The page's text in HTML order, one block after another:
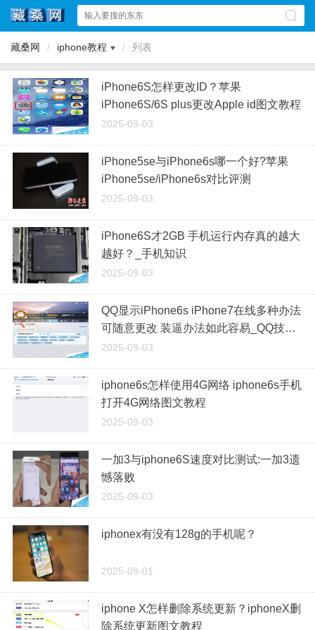
藏桑网 / iphone教程 / 列表
iPhone6S怎样更改ID？苹果
iPhone6S/6S plus更改Apple id图文教程
2025-09-03
iPhone5se与iPhone6s哪一个好?苹果
iPhone5se/iPhone6s对比评测
2025-09-03
iPhone6S才2GB 手机运行内存真的越大
越好？_手机知识
2025-09-03
QQ显示iPhone6s iPhone7在线多种办法
可随意更改 装逼办法如此容易_QQ技巧
_QQ专栏
2025-09-03
iphone6s怎样使用4G网络 iphone6s手机
打开4G网络图文教程
2025-09-03
一加3与iphone6S速度对比测试:一加3遗
憾落败
2025-09-03
iphonex有没有128g的手机呢？
2025-09-01
iphone X怎样删除系统更新？iphoneX删
除系统更新图文教程